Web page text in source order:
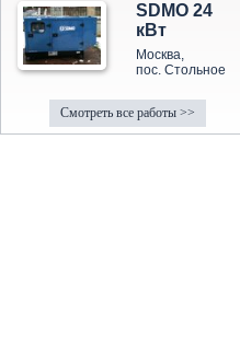
SDMO 24
кВт
Москва,
пос. Стольное
Смотреть все работы >>